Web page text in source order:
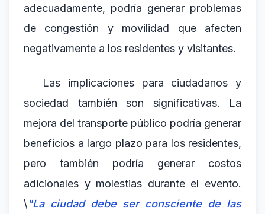
adecuadamente, podría generar problemas
de congestión y movilidad que afecten
negativamente a los residentes y visitantes.
Las implicaciones para ciudadanos y
sociedad también son significativas. La
mejora del transporte público podría generar
beneficios a largo plazo para los residentes,
pero también podría generar costos
adicionales y molestias durante el evento.
\"La ciudad debe ser consciente de las